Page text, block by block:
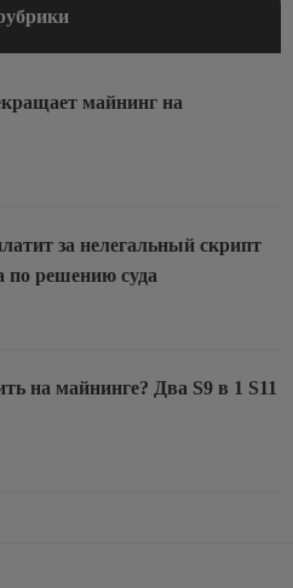
майнинг на
за нелегальный скрипт
по решению суда
на майнинге? Два S9 в 1 S11